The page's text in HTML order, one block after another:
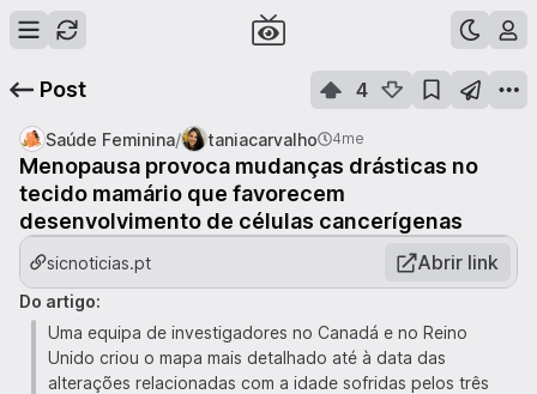
Post 4
Saúde Feminina/ taniacarvalho 4me
Menopausa provoca mudanças drásticas no
tecido mamário que favorecem
desenvolvimento de células cancerígenas
sicnoticias.pt Abrir link
Do artigo:
Uma equipa de investigadores no Canadá e no Reino
Unido criou o mapa mais detalhado até à data das
alterações relacionadas com a idade sofridas pelos três